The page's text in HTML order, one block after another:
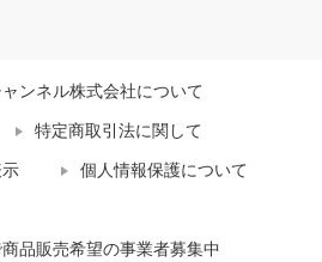
ンネル株式会社について
特定商取引法に関して
個人情報保護について
品販売希望の事業者募集中